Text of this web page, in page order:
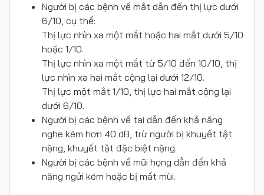
Người bị các bệnh về mắt dẫn đến thị lực dưới
6/10, cụ thể:
Thị lực nhìn xa một mắt hoặc hai mắt dưới 5/10
hoặc 1/10.
Thị lực nhìn xa một mắt từ 5/10 đến 10/10, thị
lực nhìn xa hai mắt cộng lại dưới 12/10.
Thị lực một mắt 1/10, thị lực hai mắt cộng lại
dưới 6/10.
Người bị các bệnh về tai dẫn đến khả năng
nghe kém hơn 40 dB, trừ người bị khuyết tật
nặng, khuyết tật đặc biệt nặng.
Người bị các bệnh về mũi họng dẫn đến khả
năng ngửi kém hoặc bị mất mùi.